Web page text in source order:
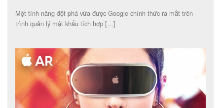
Một tính năng đột phá vừa được Google chính thức ra mắt trên
trình quản lý mật khẩu tích hợp […]